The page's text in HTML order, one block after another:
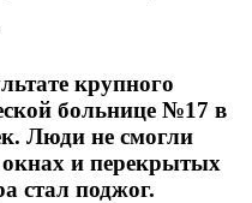
крупного
больнице №17 в
Люди не смогли
окнах и перекрытых
стал поджог.